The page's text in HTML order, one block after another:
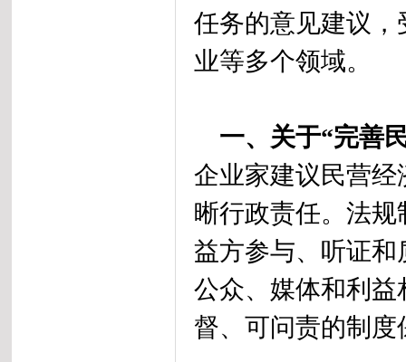
任务的意见建议
业等多个领域。
一、关于“完善
企业家建议民营
晰行政责任。法
益方参与、听证
公众、媒体和利
督、可问责的制度